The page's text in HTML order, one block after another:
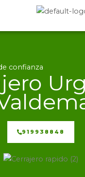
confianza
919938848